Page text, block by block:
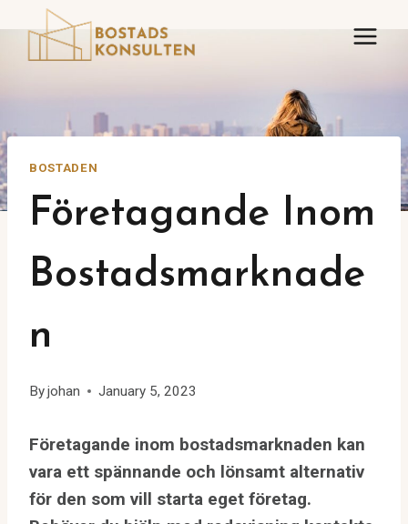
content
BOSTADEN
Företagande Inom
Bostadsmarknade
N
Byjohan January 5, 2023
Företagande inom bostadsmarknaden kan
vara ett spännande och lönsamt alternativ
för den som vill starta eget företag.